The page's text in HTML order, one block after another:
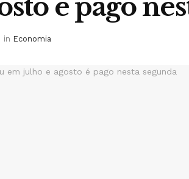
é pago
in Economia